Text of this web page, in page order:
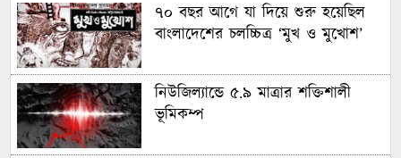
৭০ বছর আগে যা ‍দিয়ে শুরু হয়েছিল
বাংলাদেশের চলচ্চিত্র ‘মুখ ও মুখোশ’
নিউজিল্যান্ডে ৫.৯ মাত্রার শক্তিশালী
ভূমিকম্প